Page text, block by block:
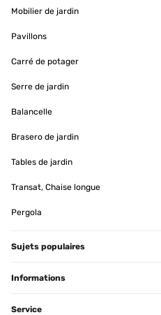
habe schon den 2. Topf in einer
Amazon-Benutzer
Mobilier de jardin
Pavillons
Carré de potager
Serre de jardin
Balancelle
Brasero de jardin
Tables de jardin
Transat, Chaise longue
Pergola
Sujets populaires
Informations
Service